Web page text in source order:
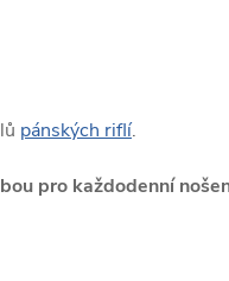
pánských riflí.
pro každodenní